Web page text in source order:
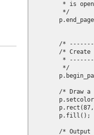
* is
         */
/*
/* Create
*
         */
/* Draw a
        p.fill();
/* Output